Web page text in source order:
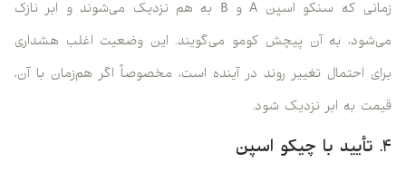
زمانی که سنکو اسپن A و B به هم نزدیک می‌شوند و ابر نازک
می‌شود، به آن پیچش کومو می‌گویند. این وضعیت اغلب هشداری
برای احتمال تغییر روند در آینده است، مخصوصاً اگر هم‌زمان با آن،
قیمت به ابر نزدیک شود.
۴. تأیید با چیکو اسپن